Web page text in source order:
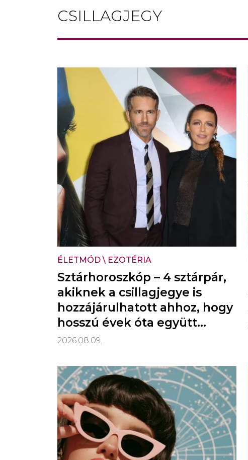
CSILLAGJEGY
ÉLETMÓD\ EZOTÉRIA
Sztárhoroszkóp – 4 sztárpár,
akiknek a csillagjegye is
hozzájárulhatott ahhoz, hogy
hosszú évek óta együtt
vannak
2026.08.09.